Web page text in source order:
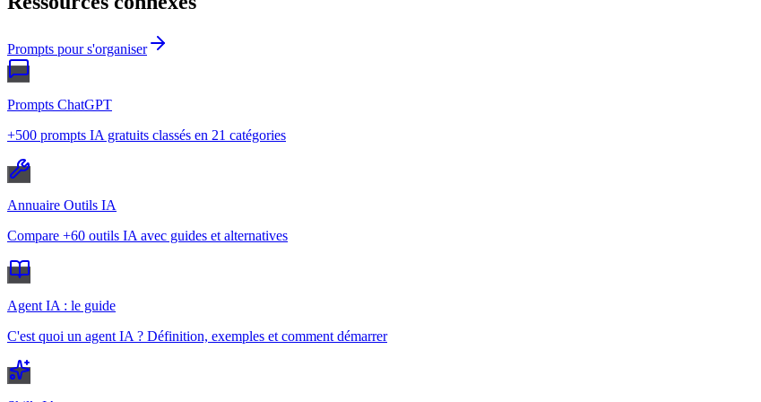
Prompts pour s'organiser
Prompts ChatGPT
+500 prompts IA gratuits classés en 21 catégories
Annuaire Outils IA
Compare +60 outils IA avec guides et alternatives
Agent IA : le guide
C'est quoi un agent IA ? Définition, exemples et comment démarrer